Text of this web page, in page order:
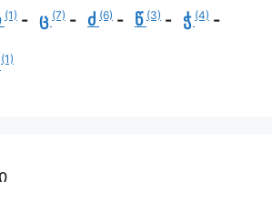
(1) ც (7) ძ (6) წ (3) ჭ (4)
(1)